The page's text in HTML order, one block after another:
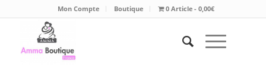
Mon Compte Boutique 0 Article 0,00€